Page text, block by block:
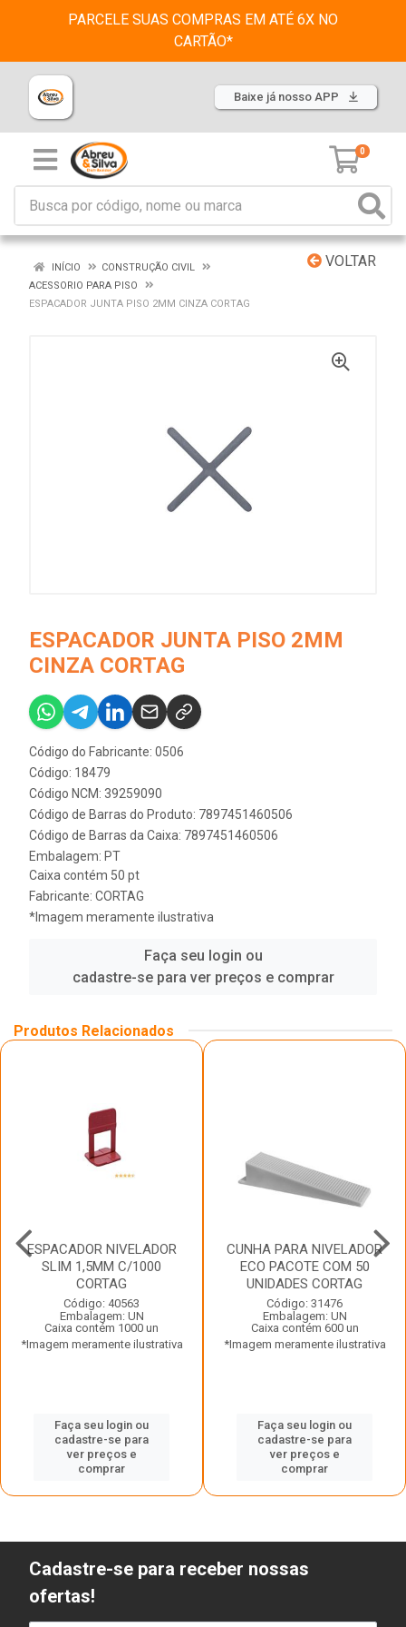
PARCELE SUAS COMPRAS EM ATÉ 6X NO
CARTÃO*
Baixe já nosso APP
0
VOLTAR
INÍCIO
CONSTRUÇÃO CIVIL
ACESSORIO PARA PISO
ESPACADOR JUNTA PISO 2MM CINZA CORTAG
ESPACADOR JUNTA PISO 2MM
CINZA CORTAG
Código do Fabricante: 0506
Código: 18479
Código NCM: 39259090
Código de Barras do Produto: 7897451460506
Código de Barras da Caixa: 7897451460506
Embalagem: PT
Caixa contém 50 pt
Fabricante: CORTAG
*Imagem meramente ilustrativa
Faça seu login ou
cadastre-se para ver preços e comprar
Produtos Relacionados
ESPACADOR NIVELADOR
SLIM 1,5MM C/1000
CORTAG
Código: 40563
Embalagem: UN
Caixa contém 1000 un
*Imagem meramente ilustrativa
Faça seu login ou
cadastre-se para
ver preços e
comprar
CUNHA PARA NIVELADOR
ECO PACOTE COM 50
UNIDADES CORTAG
Código: 31476
Embalagem: UN
Caixa contém 600 un
*Imagem meramente ilustrativa
Faça seu login ou
cadastre-se para
ver preços e
comprar
Cadastre-se para receber nossas
ofertas!